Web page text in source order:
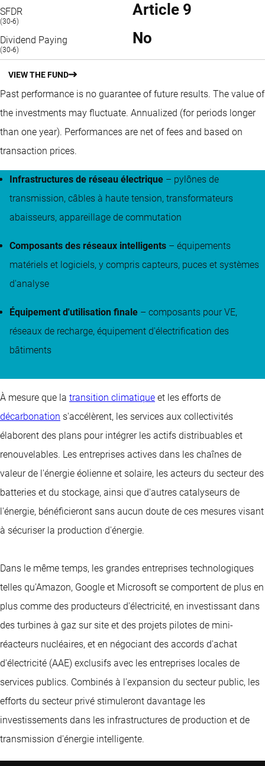
SFDR
(30-6)
Article 9
Dividend Paying
(30-6)
No
VIEW THE FUND
Past performance is no guarantee of future results. The value of
the investments may fluctuate. Annualized (for periods longer
than one year). Performances are net of fees and based on
transaction prices.
Infrastructures de réseau électrique – pylônes de
transmission, câbles à haute tension, transformateurs
abaisseurs, appareillage de commutation
Composants des réseaux intelligents – équipements
matériels et logiciels, y compris capteurs, puces et systèmes
d'analyse
Équipement d'utilisation finale – composants pour VE,
réseaux de recharge, équipement d'électrification des
bâtiments
À mesure que la transition climatique et les efforts de
décarbonation s'accélèrent, les services aux collectivités
élaborent des plans pour intégrer les actifs distribuables et
renouvelables. Les entreprises actives dans les chaînes de
valeur de l'énergie éolienne et solaire, les acteurs du secteur des
batteries et du stockage, ainsi que d'autres catalyseurs de
l'énergie, bénéficieront sans aucun doute de ces mesures visant
à sécuriser la production d'énergie.
Dans le même temps, les grandes entreprises technologiques
telles qu'Amazon, Google et Microsoft se comportent de plus en
plus comme des producteurs d'électricité, en investissant dans
des turbines à gaz sur site et des projets pilotes de mini-
réacteurs nucléaires, et en négociant des accords d'achat
d'électricité (AAE) exclusifs avec les entreprises locales de
services publics. Combinés à l'expansion du secteur public, les
efforts du secteur privé stimuleront davantage les
investissements dans les infrastructures de production et de
transmission d'énergie intelligente.